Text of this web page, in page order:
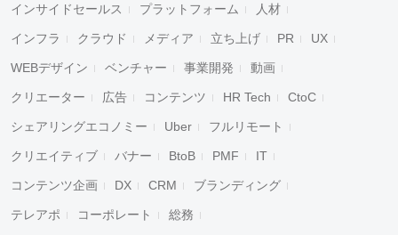
インサイドセールス プラットフォーム 人材
インフラ クラウド メディア 立ち上げ PR UX
WEBデザイン ベンチャー 事業開発 動画
クリエーター 広告 コンテンツ HR Tech CtoC
シェアリングエコノミー Uber フルリモート
クリエイティブ バナー BtoB PMF IT
コンテンツ企画 DX CRM ブランディング
テレアポ コーポレート 総務